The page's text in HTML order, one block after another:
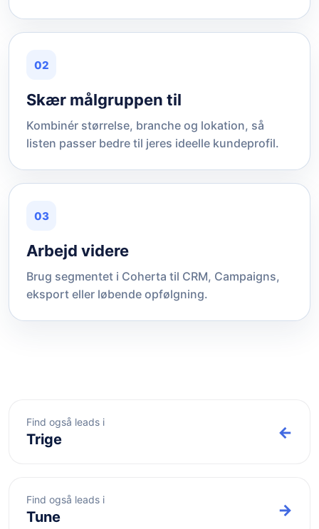
02
Skær målgruppen til
Kombinér størrelse, branche og lokation, så
listen passer bedre til jeres ideelle kundeprofil.
03
Arbejd videre
Brug segmentet i Coherta til CRM, Campaigns,
eksport eller løbende opfølgning.
Find også leads i
Trige ←
Find også leads i
Tune →